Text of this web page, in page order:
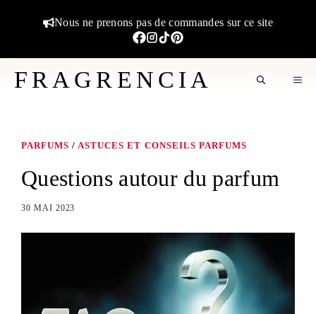
Nous ne prenons pas de commandes sur ce site
FRAGRENCIA
PARFUMS /ASTUCES ET CONSEILS PARFUMS
Questions autour du parfum
30 MAI 2023